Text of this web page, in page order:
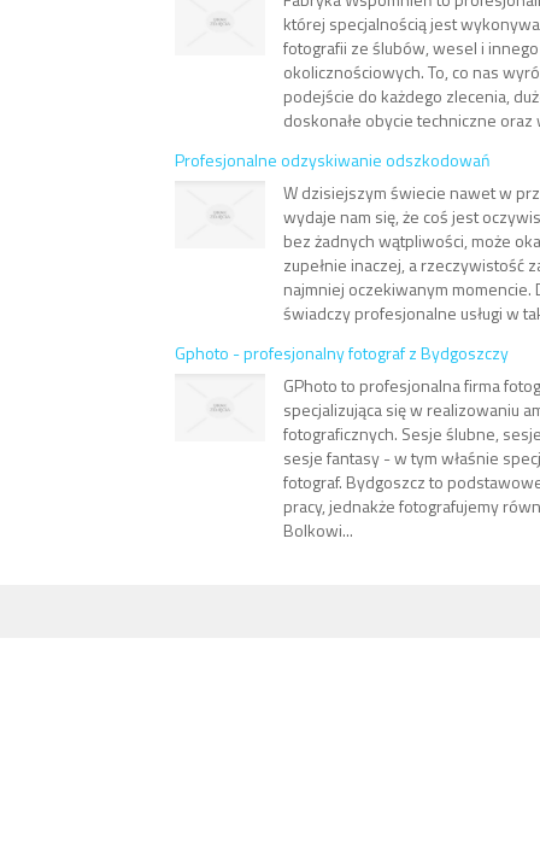
której specjalnością jest
fotografii ze ślubów, wesel i
okolicznościowych. To, co nas
podejście do każdego zlecenia,
doskonałe obycie techniczne oraz
Profesjonalne odzyskiwanie odszkodowań
W dzisiejszym świecie nawet w
wydaje nam się, że coś jest
bez żadnych wątpliwości, może
zupełnie inaczej, a rzeczywistość
najmniej oczekiwanym momencie.
świadczy profesjonalne usługi w
Gphoto - profesjonalny fotograf z Bydgoszczy
GPhoto to profesjonalna firma
specjalizująca się w realizowaniu
fotograficznych. Sesje ślubne,
sesje fantasy - w tym właśnie
fotograf. Bydgoszcz to
pracy, jednakże fotografujemy
Bolkowi...